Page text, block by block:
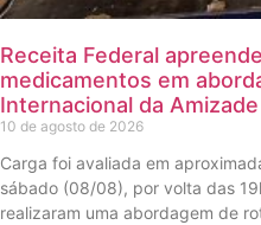
Receita Federal
medicamentos em
Internacional da Amizade
10 de agosto de 2026
Carga foi avaliada em
sábado (08/08), por volta das
realizaram uma abordagem de